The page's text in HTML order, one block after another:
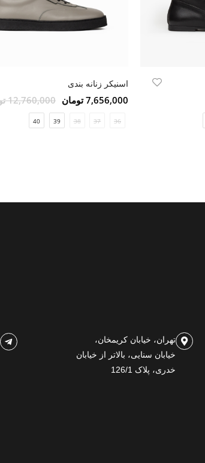
اسنیکر زنانه بندی
7,656,000 تومان 12,760,000 تومان
36
37
38
39
40
تهران، خیابان کریمخان،
خیابان سنایی، بالاتر از خیابان
خدری، پلاک 126/1